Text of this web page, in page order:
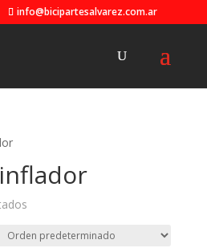
info@bicipartesalvarez.com.ar